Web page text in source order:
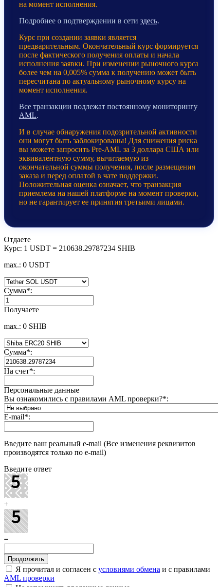
на момент исполнения.
Подробнее о подтверждении в сети здесь.
Курс при создании заявки является
предварительным. Окончательный курс формируется
после фактического получения оплаты и начала
исполнения заявки. При изменении рыночного курса
более чем на 0,005% сумма к получению может быть
пересчитана по актуальному рыночному курсу на
момент исполнения.
Все транзакции подлежат постоянному мониторингу
AML.
И в случае обнаружения подозрительной активности
они могут быть заблокированы! Для снижения риска
вы можете запросить Pre-AML за 3 доллара США или
эквивалентную сумму, вычитаемую из
окончательной суммы получения, после размещения
заказа и перед оплатой в чате поддержки.
Положительная оценка означает, что транзакция
приемлема на нашей платформе на момент проверки,
но не гарантирует ее принятия третьими лицами.
Отдаете
Курс: 1 USDT = 210638.29787234 SHIB
max.: 0 USDT
Сумма*:
Получаете
max.: 0 SHIB
Сумма*:
На счет*:
Персональные данные
Вы ознакомились с правилами AML проверки?*:
E-mail*:
Введите ваш реальный e-mail (Все изменения реквизитов
производятся только по e-mail)
Введите ответ
+
=
Я прочитал и согласен с условиями обмена и с правилами
AML проверки